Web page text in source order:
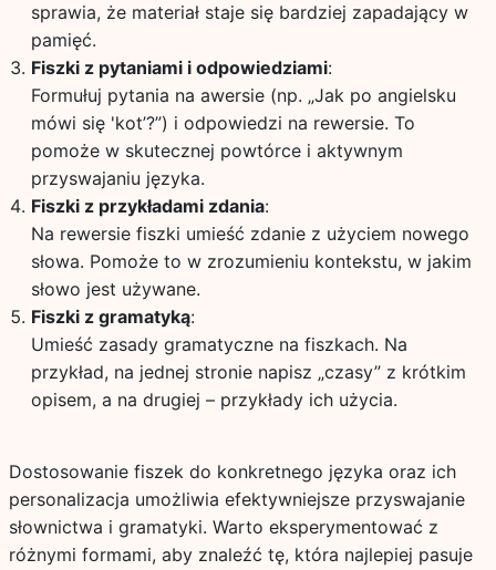
sprawia, że materiał staje się bardziej zapadający w
pamięć.
Fiszki z pytaniami i odpowiedziami:
Formułuj pytania na awersie (np. „Jak po angielsku
mówi się 'kot’?”) i odpowiedzi na rewersie. To
pomoże w skutecznej powtórce i aktywnym
przyswajaniu języka.
Fiszki z przykładami zdania:
Na rewersie fiszki umieść zdanie z użyciem nowego
słowa. Pomoże to w zrozumieniu kontekstu, w jakim
słowo jest używane.
Fiszki z gramatyką:
Umieść zasady gramatyczne na fiszkach. Na
przykład, na jednej stronie napisz „czasy” z krótkim
opisem, a na drugiej – przykłady ich użycia.
Dostosowanie fiszek do konkretnego języka oraz ich
personalizacja umożliwia efektywniejsze przyswajanie
słownictwa i gramatyki. Warto eksperymentować z
różnymi formami, aby znaleźć tę, która najlepiej pasuje